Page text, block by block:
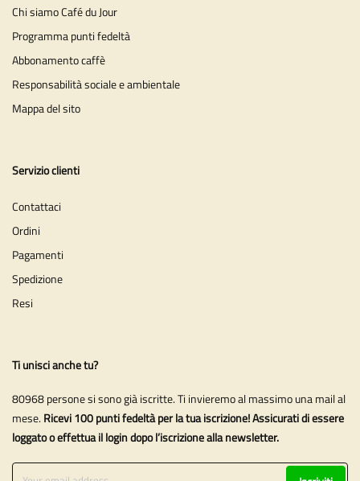
Chi siamo Café du Jour
Programma punti fedeltà
Abbonamento caffè
Responsabilità sociale e ambientale
Mappa del sito
Servizio clienti
Contattaci
Ordini
Pagamenti
Spedizione
Resi
Ti unisci anche tu?
80968 persone si sono già iscritte. Ti invieremo al massimo una mail al
mese. Ricevi 100 punti fedeltà per la tua iscrizione! Assicurati di essere
loggato o effettua il login dopo l’iscrizione alla newsletter.